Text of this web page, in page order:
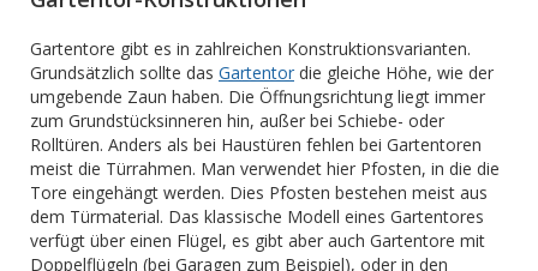
Gartentore gibt es in zahlreichen Konstruktionsvarianten.
Grundsätzlich sollte das Gartentor die gleiche Höhe, wie der
umgebende Zaun haben. Die Öffnungsrichtung liegt immer
zum Grundstücksinneren hin, außer bei Schiebe- oder
Rolltüren. Anders als bei Haustüren fehlen bei Gartentoren
meist die Türrahmen. Man verwendet hier Pfosten, in die die
Tore eingehängt werden. Dies Pfosten bestehen meist aus
dem Türmaterial. Das klassische Modell eines Gartentores
verfügt über einen Flügel, es gibt aber auch Gartentore mit
Doppelflügeln (bei Garagen zum Beispiel), oder in den